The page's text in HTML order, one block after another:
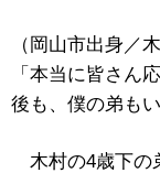
（岡山市出身／
「本当に皆さん
後も、僕の弟も
木村の4歳下の